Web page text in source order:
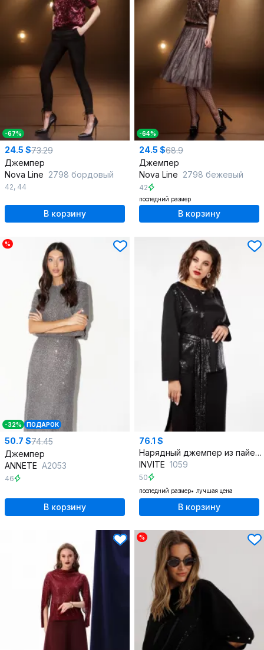
-67%
24.5 $73.29
Джемпер
Nova Line 2798 бордовый
42, 44
В корзину
-64%
24.5 $68.9
Джемпер
Nova Line 2798 бежевый
42
последний размер
В корзину
%
-32% ПОДАРОК
50.7 $74.45
Джемпер
ANNETE A2053
46
В корзину
76.1 $
Нарядный джемпер из пайеток и трикотажа со спущенными плечами
INVITE 1059
50
последний размер лучшая цена
В корзину
%